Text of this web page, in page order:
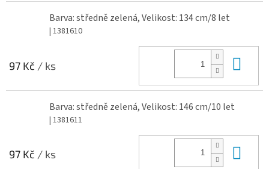
Barva: středně zelená, Velikost: 134 cm/8 let
| 1381610
97 Kč / ks
Barva: středně zelená, Velikost: 146 cm/10 let
| 1381611
97 Kč / ks